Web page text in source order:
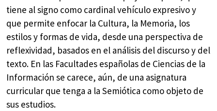
tiene al signo como cardinal vehículo expresivo y
que permite enfocar la Cultura, la Memoria, los
estilos y formas de vida, desde una perspectiva de
reflexividad, basados en el análisis del discurso y del
texto. En las Facultades españolas de Ciencias de la
Información se carece, aún, de una asignatura
curricular que tenga a la Semiótica como objeto de
sus estudios.